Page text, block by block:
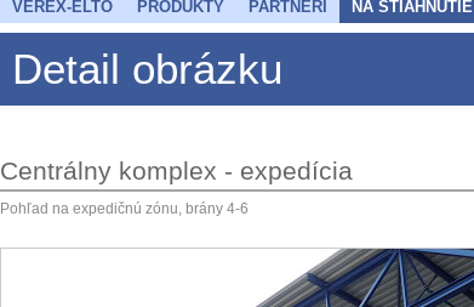
VEREX-ELTO PRODUKTY PARTNERI NA STIAHNUTIE
Detail obrázku
Centrálny komplex - expedícia
Pohľad na expedičnú zónu, brány 4-6